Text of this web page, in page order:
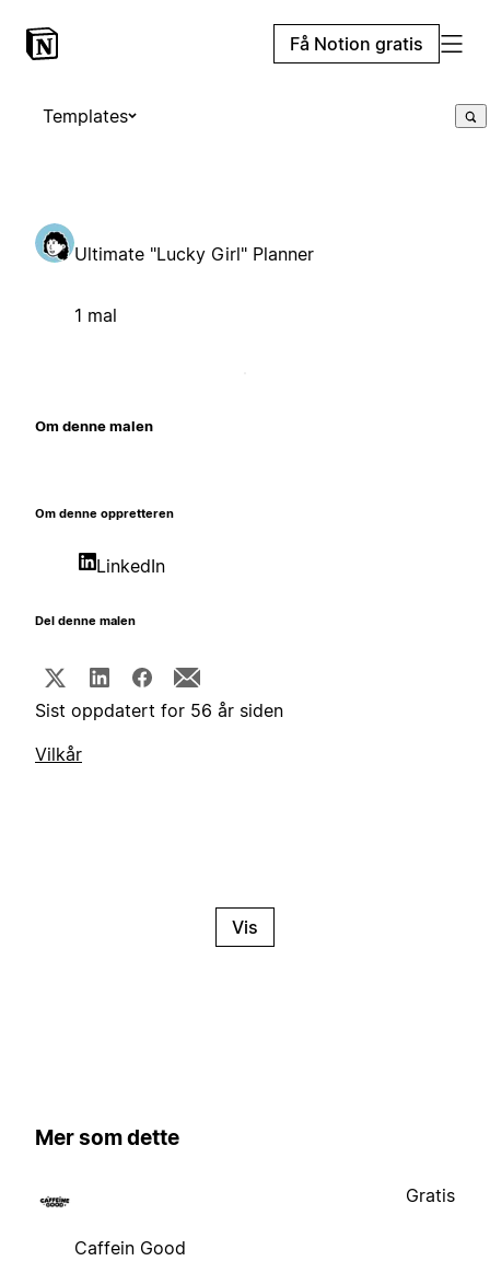
Få Notion gratis
Templates
Ultimate "Lucky Girl" Planner
1 mal
Om denne malen
Om denne oppretteren
LinkedIn
Del denne malen
Sist oppdatert for 56 år siden
Vilkår
Vis
Mer som dette
Caffein Good
Gratis